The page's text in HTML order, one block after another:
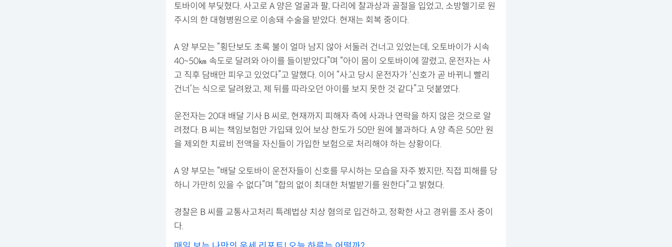
토바이에 부딪혔다. 사고로 A 양은 얼굴과 팔, 다리에 찰과상과 골절을 입었고, 소방헬기로 원
주시의 한 대형병원으로 이송돼 수술을 받았다. 현재는 회복 중이다.
A 양 부모는 “횡단보도 초록 불이 얼마 남지 않아 서둘러 건너고 있었는데, 오토바이가 시속
40~50㎞ 속도로 달려와 아이를 들이받았다”며 “아이 몸이 오토바이에 깔렸고, 운전자는 사
고 직후 담배만 피우고 있었다”고 말했다. 이어 “사고 당시 운전자가 ‘신호가 곧 바뀌니 빨리
건너’는 식으로 달려왔고, 제 뒤를 따라오던 아이를 보지 못한 것 같다”고 덧붙였다.
운전자는 20대 배달 기사 B 씨로, 현재까지 피해자 측에 사과나 연락을 하지 않은 것으로 알
려졌다. B 씨는 책임보험만 가입돼 있어 보상 한도가 50만 원에 불과하다. A 양 측은 50만 원
을 제외한 치료비 전액을 자신들이 가입한 보험으로 처리해야 하는 상황이다.
A 양 부모는 “배달 오토바이 운전자들이 신호를 무시하는 모습을 자주 봤지만, 직접 피해를 당
하니 가만히 있을 수 없다”며 “합의 없이 최대한 처벌받기를 원한다”고 밝혔다.
경찰은 B 씨를 교통사고처리 특례법상 치상 혐의로 입건하고, 정확한 사고 경위를 조사 중이
다.